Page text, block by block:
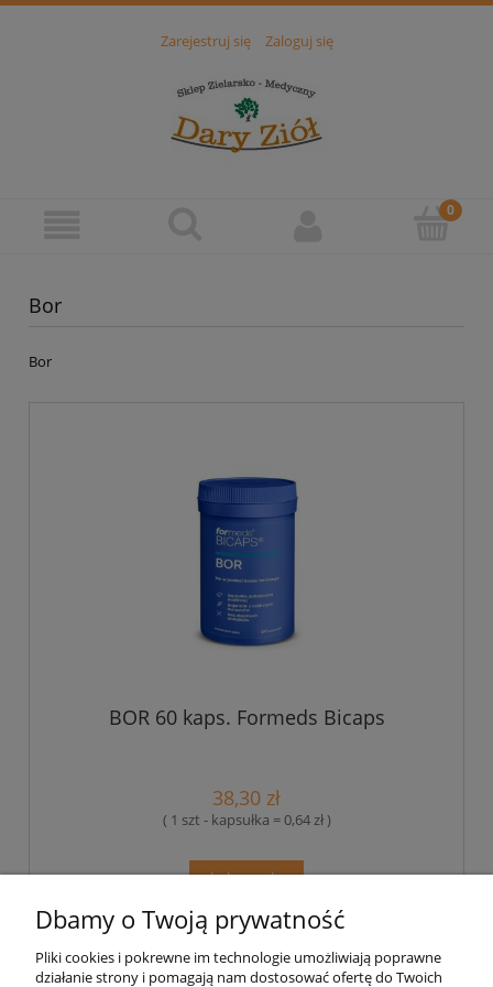
Zarejestruj się Zaloguj się
Bor
Bor
BOR 60 kaps. Formeds Bicaps
38,30 zł
( 1 szt - kapsułka = 0,64 zł )
do koszyka
Pomoc
Dbamy o Twoją prywatność
Pliki cookies i pokrewne im technologie umożliwiają poprawne
działanie strony i pomagają nam dostosować ofertę do Twoich